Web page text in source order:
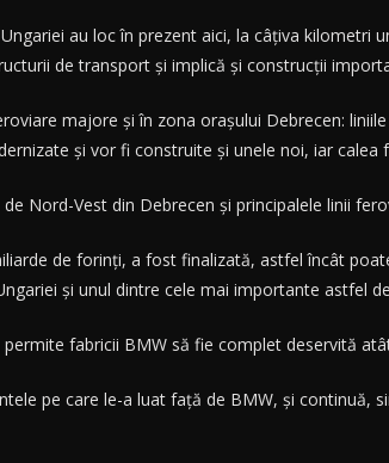
au loc în prezent aici, la câţiva kilometri
de transport şi implică şi construcţii
majore şi în zona oraşului Debrecen:
şi vor fi construite şi unele noi, iar
Nord-Vest din Debrecen şi principalele linii
de forinţi, a fost finalizată, astfel încât
şi unul dintre cele mai importante astfel
fabricii BMW să fie complet deservită
pe care le-a luat faţă de BMW, şi continuă,